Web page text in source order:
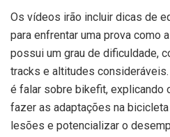
Os vídeos irão incluir dicas de
para enfrentar uma prova como
possui um grau de dificuldade,
tracks e altitudes
é falar sobre bikefit, explicando
fazer as adaptações na
lesões e potencializar o